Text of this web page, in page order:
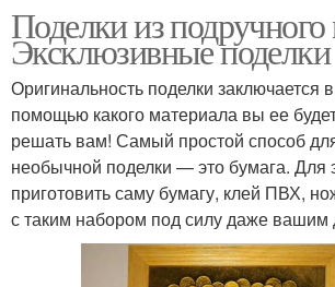
Поделки из подручного
Эксклюзивные поделки
Оригинальность поделки заключается
помощью какого материала вы ее
решать вам! Самый простой способ
необычной поделки — это бумага. Для
приготовить саму бумагу, клей ПВХ,
с таким набором под силу даже вашим